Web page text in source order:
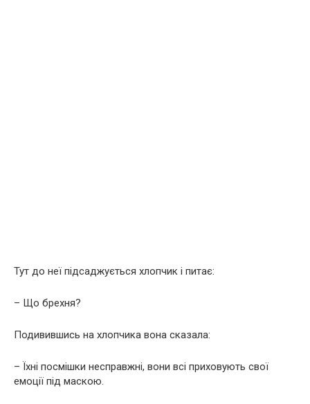
Тут до неї підсаджується хлопчик і питає:
– Що брехня?
Подивившись на хлопчика вона сказала:
– Їхні посмішки несправжні, вони всі приховують свої
емоції під маскою.